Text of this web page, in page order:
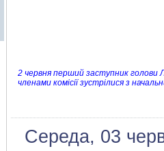
2 червня перший заступник голови
членами комісії зустрілися з
Середа, 03